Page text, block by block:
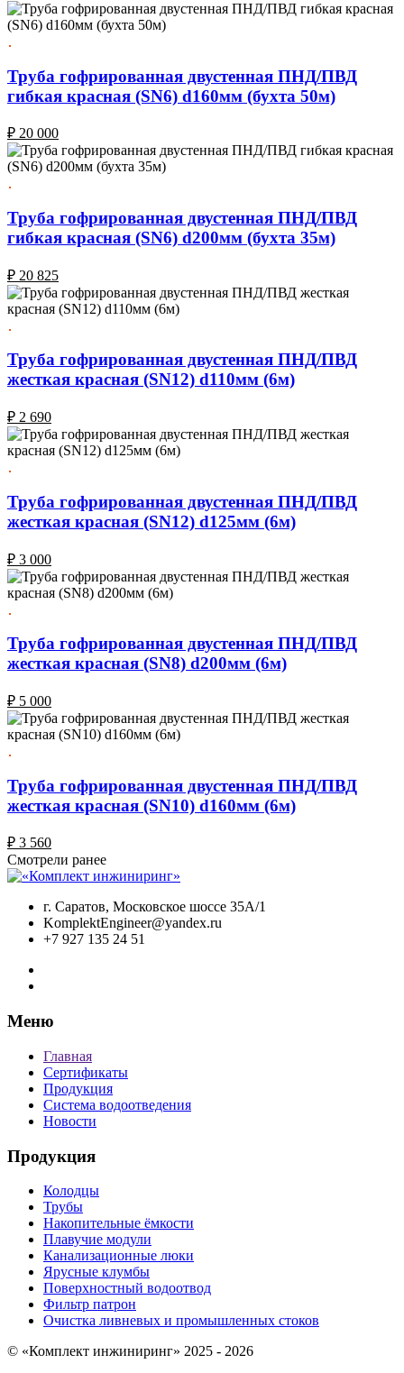
Труба гофрированная двустенная ПНД/ПВД
гибкая красная (SN6) d160мм (бухта 50м)
₽ 20 000
Труба гофрированная двустенная ПНД/ПВД
гибкая красная (SN6) d200мм (бухта 35м)
₽ 20 825
Труба гофрированная двустенная ПНД/ПВД
жесткая красная (SN12) d110мм (6м)
₽ 2 690
Труба гофрированная двустенная ПНД/ПВД
жесткая красная (SN12) d125мм (6м)
₽ 3 000
Труба гофрированная двустенная ПНД/ПВД
жесткая красная (SN8) d200мм (6м)
₽ 5 000
Труба гофрированная двустенная ПНД/ПВД
жесткая красная (SN10) d160мм (6м)
₽ 3 560
Смотрели ранее
г. Саратов, Московское шоссе 35А/1
KomplektEngineer@yandex.ru
+7 927 135 24 51
Меню
Главная
Сертификаты
Продукция
Система водоотведения
Новости
Продукция
Колодцы
Трубы
Накопительные ёмкости
Плавучие модули
Канализационные люки
Ярусные клумбы
Поверхностный водоотвод
Фильтр патрон
Очистка ливневых и промышленных стоков
© «Комплект инжиниринг» 2025 - 2026